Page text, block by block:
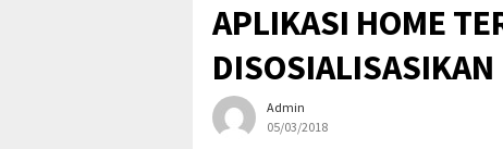
APLIKASI HOME
DISOSIALISASIKAN
Admin
05/03/2018